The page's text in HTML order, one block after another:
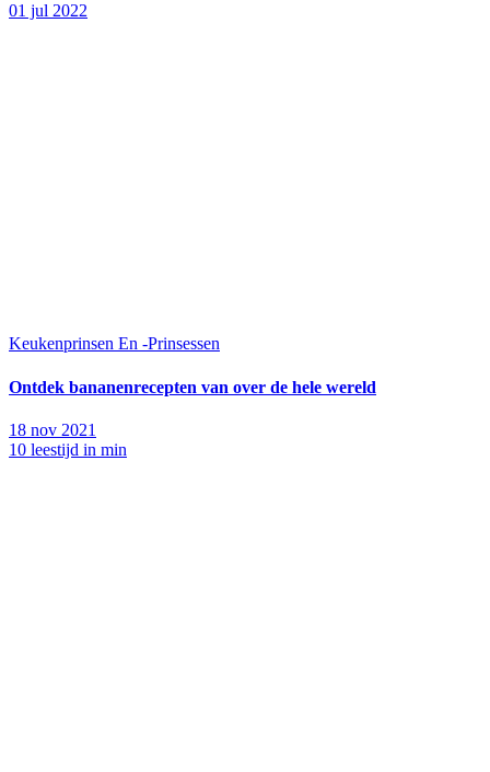
01 jul 2022
Keukenprinsen En -Prinsessen
Ontdek bananenrecepten van over de hele wereld
18 nov 2021
10 leestijd in min